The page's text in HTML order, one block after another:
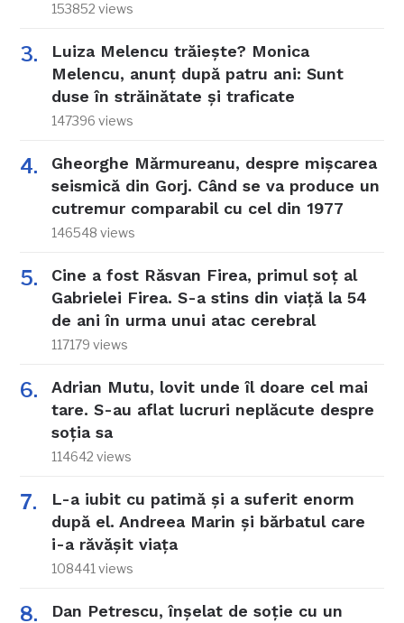
153852 views
Luiza Melencu trăiește? Monica
Melencu, anunț după patru ani: Sunt
duse în străinătate și traficate
147396 views
Gheorghe Mărmureanu, despre mișcarea
seismică din Gorj. Când se va produce un
cutremur comparabil cu cel din 1977
146548 views
Cine a fost Răsvan Firea, primul soț al
Gabrielei Firea. S-a stins din viață la 54
de ani în urma unui atac cerebral
117179 views
Adrian Mutu, lovit unde îl doare cel mai
tare. S-au aflat lucruri neplăcute despre
soția sa
114642 views
L-a iubit cu patimă și a suferit enorm
după el. Andreea Marin și bărbatul care
i-a răvășit viața
108441 views
Dan Petrescu, înșelat de soție cu un